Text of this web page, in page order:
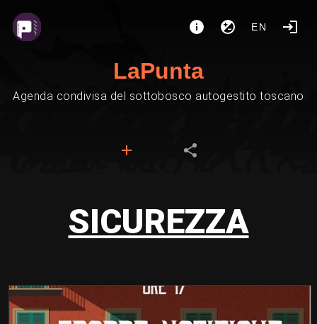
EN
LaPunta
Agenda condivisa del sottobosco autogestito toscano
SICUREZZA